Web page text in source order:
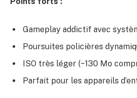
Gameplay addictif avec
Poursuites policières
ISO très léger (~130 Mo
Parfait pour les appareils